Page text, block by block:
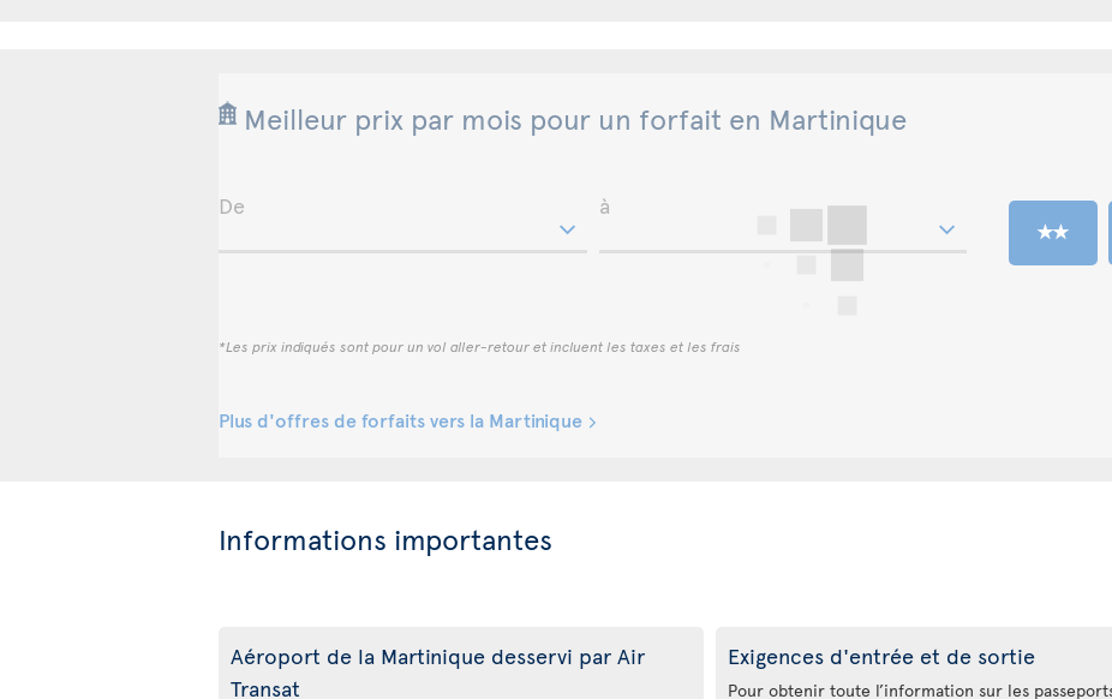
Meilleur prix par mois pour un forfait en Martinique
De à
*Les prix indiqués sont pour un vol aller-retour et incluent les taxes et les frais
Plus d'offres de forfaits vers la Martinique
Informations importantes
Aéroport de la Martinique desservi par Air
Transat
Exigences d'entrée et de sortie
Pour obtenir toute l’information sur les